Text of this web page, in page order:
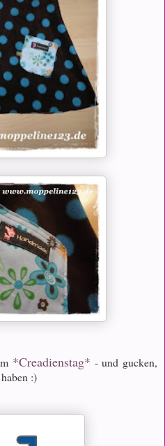
*Creadienstag* - und gucken,
:)